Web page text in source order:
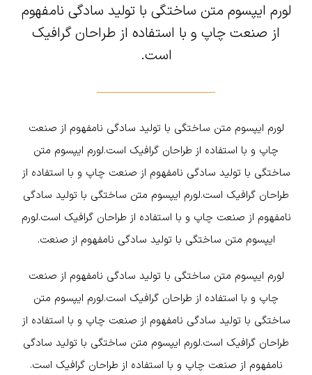
لورم ایپسوم متن ساختگی با تولید سادگی نامفهوم
از صنعت چاپ و با استفاده از طراحان گرافیک
است.
لورم ایپسوم متن ساختگی با تولید سادگی نامفهوم از صنعت
چاپ و با استفاده از طراحان گرافیک است.لورم ایپسوم متن
ساختگی با تولید سادگی نامفهوم از صنعت چاپ و با استفاده از
طراحان گرافیک است.لورم ایپسوم متن ساختگی با تولید سادگی
نامفهوم از صنعت چاپ و با استفاده از طراحان گرافیک است.لورم
ایپسوم متن ساختگی با تولید سادگی نامفهوم از صنعت.
لورم ایپسوم متن ساختگی با تولید سادگی نامفهوم از صنعت
چاپ و با استفاده از طراحان گرافیک است.لورم ایپسوم متن
ساختگی با تولید سادگی نامفهوم از صنعت چاپ و با استفاده از
طراحان گرافیک است.لورم ایپسوم متن ساختگی با تولید سادگی
نامفهوم از صنعت چاپ و با استفاده از طراحان گرافیک است.